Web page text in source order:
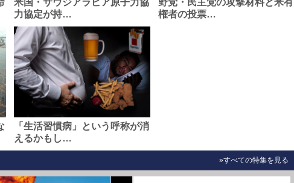
力協定が持…
権者の投票…
「生活習慣病」という呼称が消
えるかもし…
»すべての特集を見る